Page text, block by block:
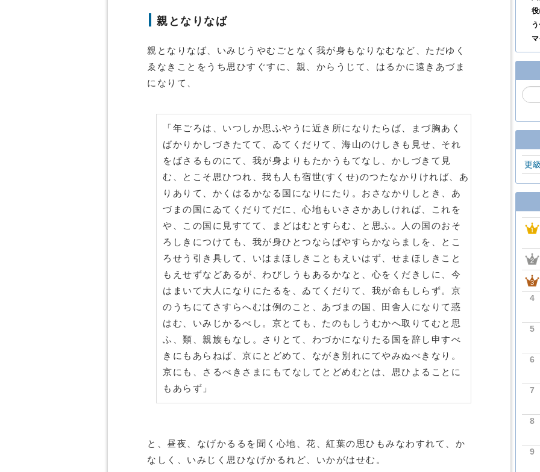
親となりなば
親となりなば、いみじうやむごとなく我が身もなりなむなど、ただゆく
ゑなきことをうち思ひすぐすに、親、からうじて、はるかに遠きあづま
になりて、
「年ごろは、いつしか思ふやうに近き所になりたらば、まづ胸あく
ばかりかしづきたてて、ゐてくだりて、海山のけしきも見せ、それ
をばさるものにて、我が身よりもたかうもてなし、かしづきて見
む、とこそ思ひつれ、我も人も宿世(すくせ)のつたなかりければ、あ
りありて、かくはるかなる国になりにたり。おさなかりしとき、あ
づまの国にゐてくだりてだに、心地もいささかあしければ、これを
や、この国に見すてて、まどはむとすらむ、と思ふ。人の国のおそ
ろしきにつけても、我が身ひとつならばやすらかならましを、とこ
ろせう引き具して、いはまほしきこともえいはず、せまほしきこと
もえせずなどあるが、わびしうもあるかなと、心をくだきしに、今
はまいて大人になりにたるを、ゐてくだりて、我が命もしらず。京
のうちにてさすらへむは例のこと、あづまの国、田舎人になりて惑
はむ、いみじかるべし。京とても、たのもしうむかへ取りてむと思
ふ、類、親族もなし。さりとて、わづかになりたる国を辞し申すべ
きにもあらねば、京にとどめて、ながき別れにてやみぬべきなり。
京にも、さるべきさまにもてなしてとどめむとは、思ひよることに
もあらず」
と、昼夜、なげかるるを聞く心地、花、紅葉の思ひもみなわすれて、か
なしく、いみじく思ひなげかるれど、いかがはせむ。
更
4
5
6
7
8
9